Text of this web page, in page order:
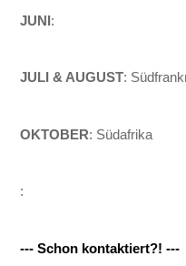
JUNI:
JULI & AUGUST:
OKTOBER: Südafrika
:
--- Schon kontaktiert?! ---